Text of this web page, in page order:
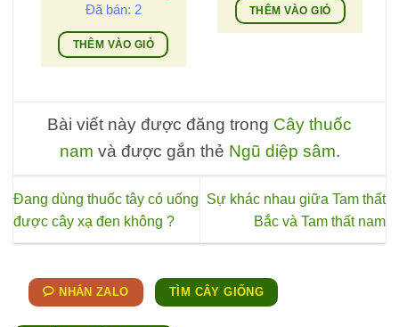
Đã bán: 2
THÊM VÀO GIỎ
THÊM VÀO GIỎ
Bài viết này được đăng trong Cây thuốc
nam và được gắn thẻ Ngũ diệp sâm.
Đang dùng thuốc tây có uống
được cây xạ đen không ?
Sự khác nhau giữa Tam thất
Bắc và Tam thất nam
NHẮN ZALO TÌM CÂY GIỐNG